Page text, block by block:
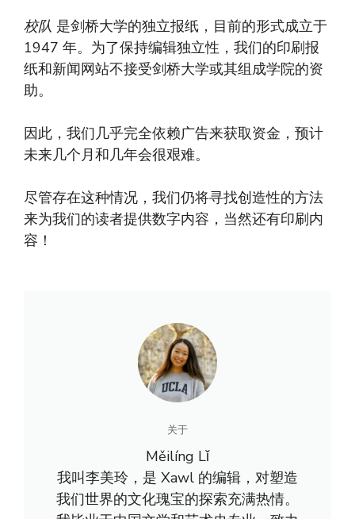
校队 是剑桥大学的独立报纸，目前的形式成立于
1947 年。为了保持编辑独立性，我们的印刷报
纸和新闻网站不接受剑桥大学或其组成学院的资
助。
因此，我们几乎完全依赖广告来获取资金，预计
未来几个月和几年会很艰难。
尽管存在这种情况，我们仍将寻找创造性的方法
来为我们的读者提供数字内容，当然还有印刷内
容！
关于
Měilíng Lǐ
我叫李美玲，是 Xawl 的编辑，对塑造
我们世界的文化瑰宝的探索充满热情。